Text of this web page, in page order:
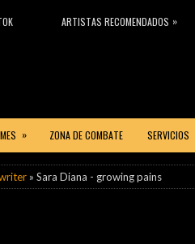
ARTISTAS RECOMENDADOS »
» ZONA DE COMBATE SERVICIOS
» Sara Diana - growing pains